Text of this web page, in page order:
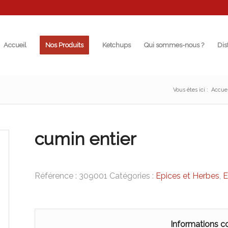
Accueil Nos Produits Ketchups Qui sommes-nous ?
Vous êtes ici :
cumin entier
Référence : 309001 Catégories : Epices et Herbes,
Informations